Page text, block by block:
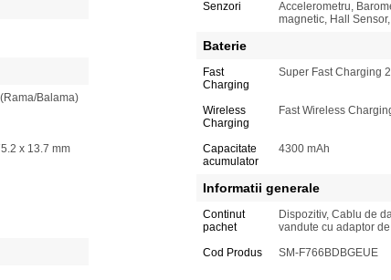
Balama)
x 13.7 mm
Senzori
Accelerometru,
magnetic, Hall
Baterie
Fast
Charging
Super Fast Charging
Wireless
Charging
Fast Wireless
Capacitate
acumulator
4300 mAh
Informatii generale
Continut
pachet
Dispozitiv, Cablu de
vandute cu adaptor
Cod Produs
SM-F766BDBGEUE